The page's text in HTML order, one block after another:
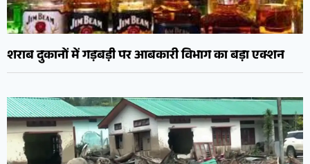
शराब दुकानों में गड़बड़ी पर आबकारी विभाग का बड़ा एक्शन